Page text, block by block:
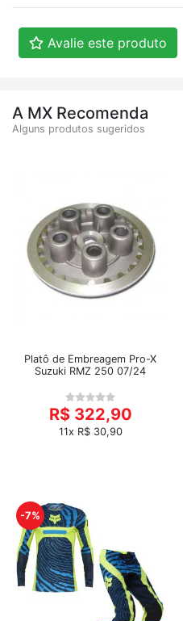
Avalie este produto
A MX Recomenda
Alguns produtos sugeridos
Platô de Embreagem Pro-X
Suzuki RMZ 250 07/24
R$ 322,90
11x R$ 30,90
-7%